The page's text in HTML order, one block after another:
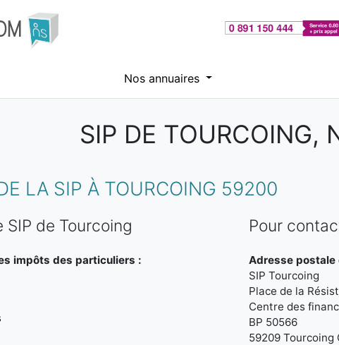
Nos annuaires
SIP DE TOURCOING,
LA SIP À TOURCOING 59200
de Tourcoing
impôts des particuliers :
Pour
Adresse postale
SIP Tourcoing
Place de la
Centre des
BP 50566
59209 Tourcoing